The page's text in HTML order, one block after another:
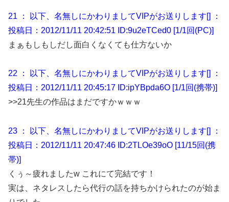
21 ： 以下、名無しにかわりましてVIPがお送りします[] ：
投稿日：2012/11/11 20:42:51 ID:9u2eTCed0 [1/1回(PC)]
まぁもしもしだし面白くなくても仕方ないか
22 ： 以下、名無しにかわりましてVIPがお送りします[] ：
投稿日：2012/11/11 20:45:17 ID:ipYBpda6O [1/1回(携帯)]
>>21先生の作品はまだですかｗｗｗ
23 ： 以下、名無しにかわりましてVIPがお送りします[] ：
投稿日：2012/11/11 20:47:46 ID:2TLOe39oO [11/15回(携
帯)]
くぅ～疲れましたw これにて完結です！
実は、ネタレスしたら代行の話を持ちかけられたのが始ま